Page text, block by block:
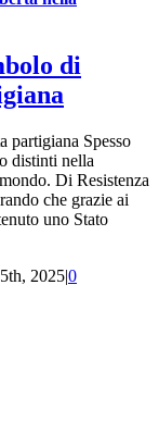
di
partigiana Spesso
distinti nella
Di Resistenza
che grazie ai
uno Stato
2025|0